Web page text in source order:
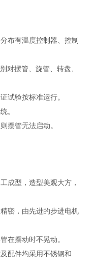
布有温度控制器、控制
对摆管、旋管、转盘、
试验按标准运行。
。
摆管无法启动。
成型，造型美观大方，
密，由先进的步进电机
在摆动时不晃动。
配件均采用不锈钢和